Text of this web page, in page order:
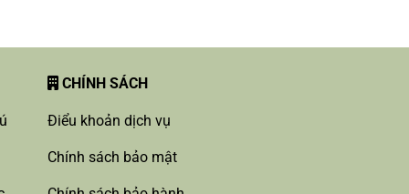
CHÍNH SÁCH
Điểu khoản dịch vụ
Chính sách bảo mật